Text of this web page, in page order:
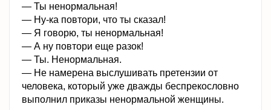
— Ты ненормальная!
— Ну-ка повтори, что ты сказал!
— Я говорю, ты ненормальная!
— А ну повтори еще разок!
— Ты. Ненормальная.
— Не намерена выслушивать претензии от
человека, который уже дважды беспрекословно
выполнил приказы ненормальной женщины.